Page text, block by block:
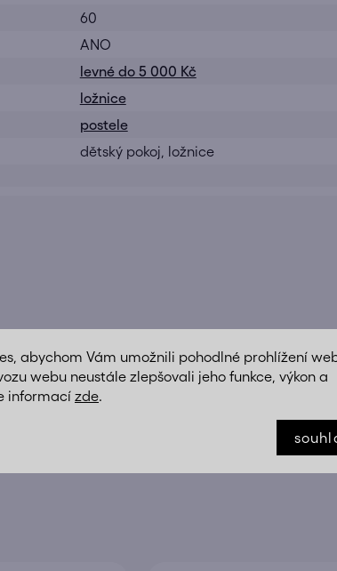
abychom Vám umožnili pohodlné prohlížení
webu neustále zlepšovali jeho funkce, výkon a
informací zde.
60
ANO
levné do 5 000 Kč
ložnice
postele
dětský pokoj, ložnice